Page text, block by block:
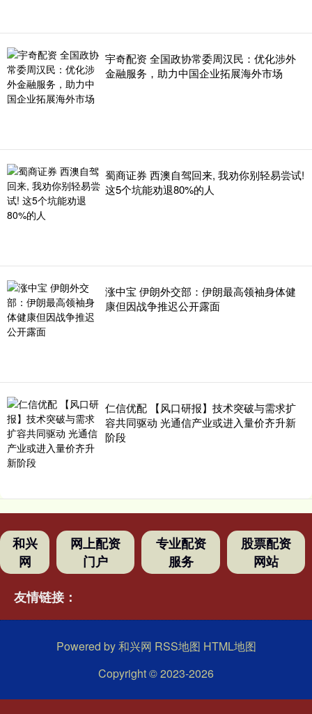
宇奇配资 全国政协常委周汉民：优化涉外
金融服务，助力中国企业拓展海外市场
蜀商证券 西澳自驾回来, 我劝你别轻易尝试!
这5个坑能劝退80%的人
涨中宝 伊朗外交部：伊朗最高领袖身体健
康但因战争推迟公开露面
仁信优配 【风口研报】技术突破与需求扩
容共同驱动 光通信产业或进入量价齐升新
阶段
和兴
网
网上配资
门户
专业配资
服务
股票配资
网站
友情链接：
Powered by和兴网 RSS地图 HTML地图
Copyright© 2023-2026